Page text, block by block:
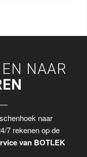
NAAR
naar
7 rekenen op de
van BOTLEK